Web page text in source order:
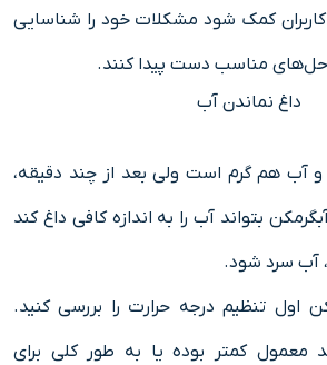
کمک شود مشکلات خود را شناسایی
مناسب دست پیدا کنند.
داغ نماندن آب
آب هم گرم است ولی بعد از چند دقیقه،
بتواند آب را به اندازه کافی داغ کند
آب سرد شود.
اول تنظیم درجه حرارت را بررسی کنید.
معمول کمتر بوده یا به طور کلی برای